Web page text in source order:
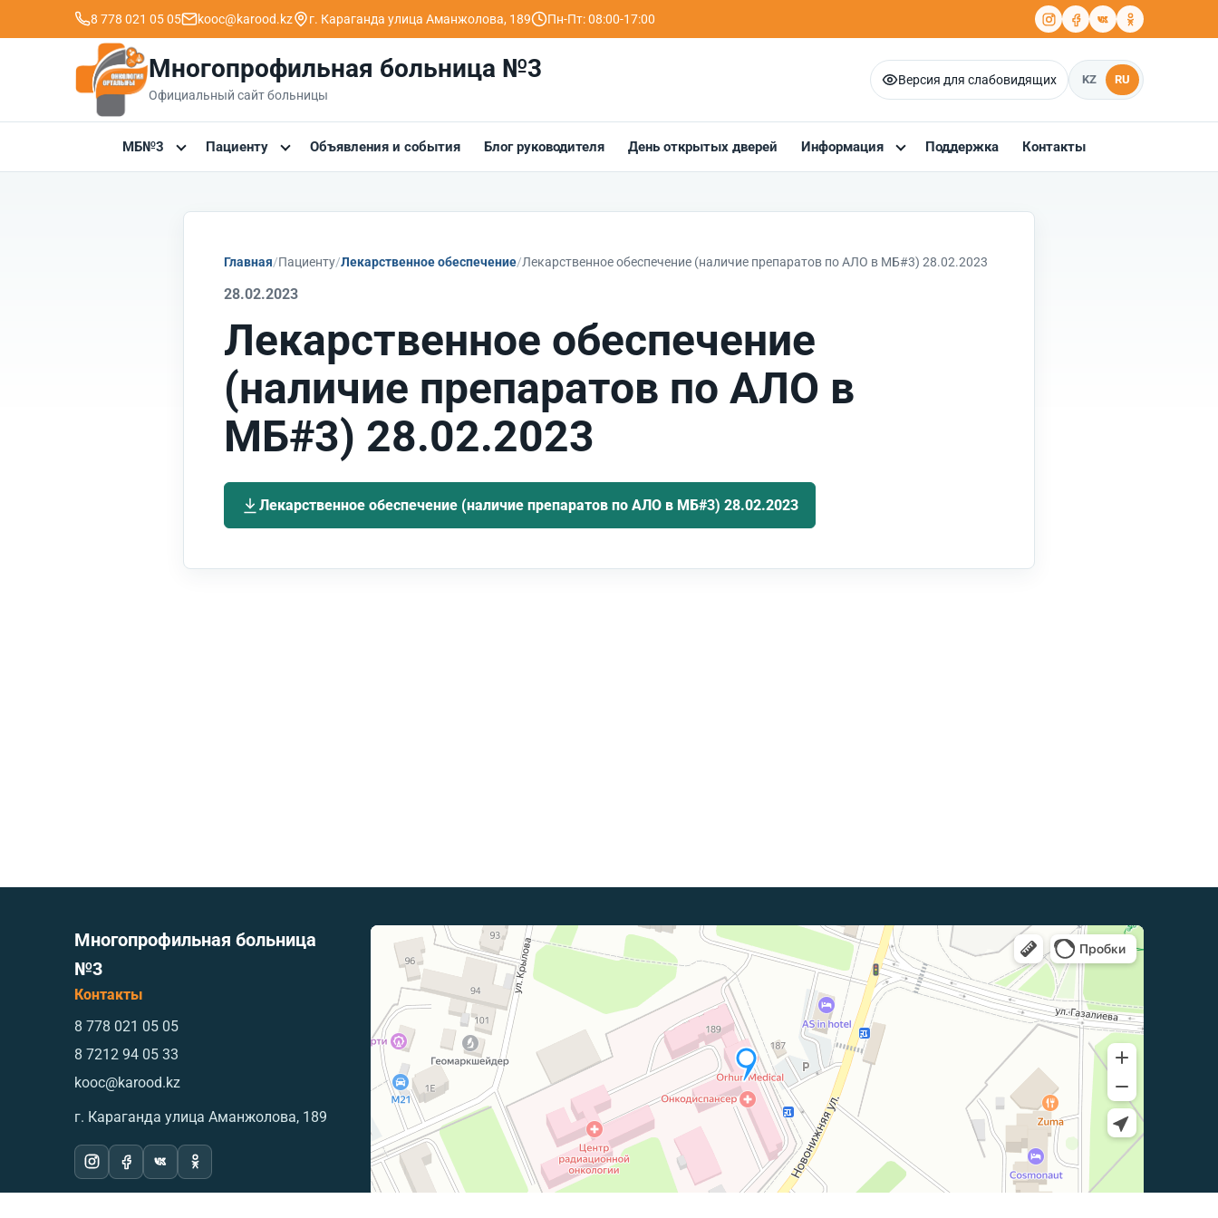
8 778 021 05 05 kooc@karood.kz г. Караганда ​улица Аманжолова, 189 Пн-Пт: 08:00-17:00
Многопрофильная больница №3
Официальный сайт больницы
Версия для слабовидящих KZ RU
МБ№3 Пациенту Объявления и события Блог руководителя День открытых дверей Информация Поддержка Контакты
Главная Пациенту Лекарственное обеспечение Лекарственное обеспечение (наличие препаратов по АЛО в МБ#3) 28.02.2023
28.02.2023
Лекарственное обеспечение
(наличие препаратов по АЛО в
МБ#3) 28.02.2023
Лекарственное обеспечение (наличие препаратов по АЛО в МБ#3) 28.02.2023
Многопрофильная больница
№3
Контакты
8 778 021 05 05
8 7212 94 05 33
kooc@karood.kz
г. Караганда ​улица Аманжолова, 189